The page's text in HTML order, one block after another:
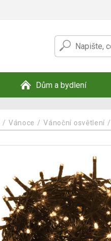
Dům a bydlení
Vánoce Vánoční osvětlení